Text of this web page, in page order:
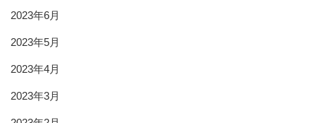
2023年6月
2023年5月
2023年4月
2023年3月